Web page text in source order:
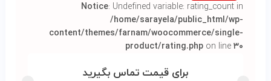
Notice: Undefined variable: rating_count in
/home/sarayela/public_html/wp-
content/themes/farnam/woocommerce/single-
product/rating.php on line۳۰
برای قیمت تماس بگیرید